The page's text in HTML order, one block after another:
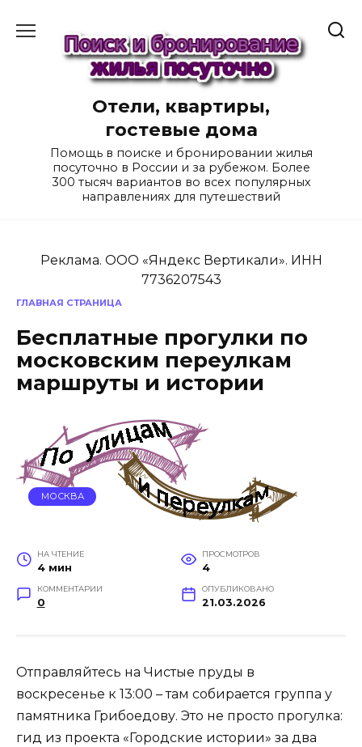
содержанию
Отели, квартиры,
гостевые дома
Помощь в поиске и бронировании жилья
посуточно в России и за рубежом. Более
300 тысяч вариантов во всех популярных
направлениях для путешествий
Реклама. ООО «Яндекс Вертикали». ИНН
7736207543
ГЛАВНАЯ СТРАНИЦА
Бесплатные прогулки по
московским переулкам
маршруты и истории
МОСКВА
НА ЧТЕНИЕ
4 мин
ПРОСМОТРОВ
4
КОММЕНТАРИИ
0
ОПУБЛИКОВАНО
21.03.2026
Отправляйтесь на Чистые пруды в
воскресенье к 13:00 – там собирается группа у
памятника Грибоедову. Это не просто прогулка:
гид из проекта «Городские истории» за два